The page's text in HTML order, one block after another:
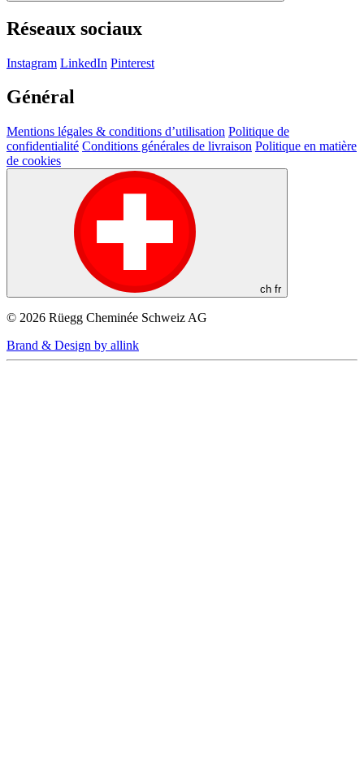
Réseaux sociaux
Instagram LinkedIn Pinterest
Général
Mentions légales & conditions d’utilisation Politique de
confidentialité Conditions générales de livraison Politique en matière
de cookies
ch fr
© 2026 Rüegg Cheminée Schweiz AG
Brand & Design by allink